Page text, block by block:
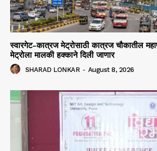
स्वारगेट-कात्रज मेट्रोसाठी कात्रज चौकातील
मेट्रोला मालकी हक्काने दिली जाणार
SHARAD LONKAR - August 8, 2026